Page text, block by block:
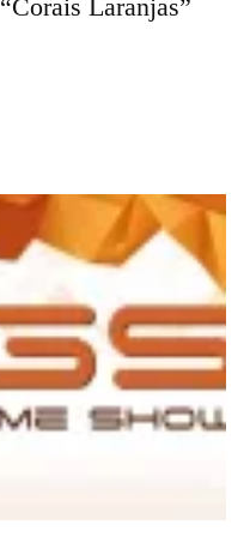
“Corais Laranjas”